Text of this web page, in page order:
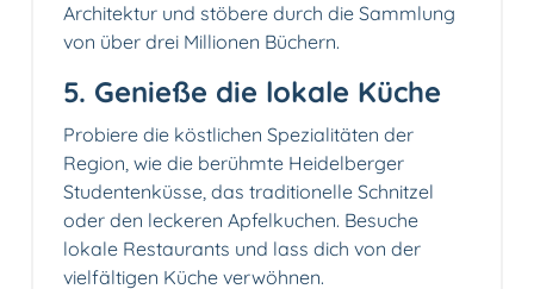
Architektur und stöbere durch die Sammlung
von über drei Millionen Büchern.
5.️ Genieße die lokale Küche
Probiere die köstlichen Spezialitäten der
Region, wie die berühmte Heidelberger
Studentenküsse, das traditionelle Schnitzel
oder den leckeren Apfelkuchen. Besuche
lokale Restaurants und lass dich von der
vielfältigen Küche verwöhnen.